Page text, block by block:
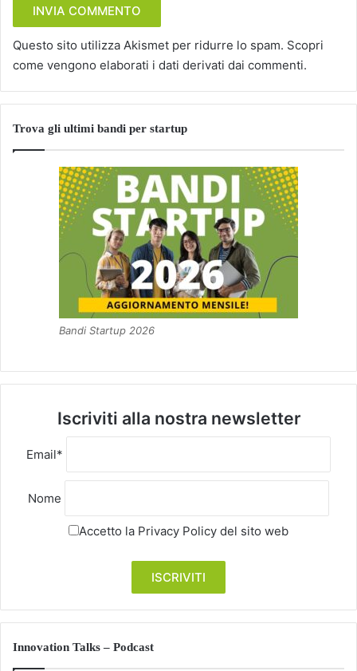
Questo sito utilizza Akismet per ridurre lo spam. Scopri
come vengono elaborati i dati derivati dai commenti.
Trova gli ultimi bandi per startup
Bandi Startup 2026
Iscriviti alla nostra newsletter
Email*
Nome
Accetto la Privacy Policy del sito web
Innovation Talks – Podcast